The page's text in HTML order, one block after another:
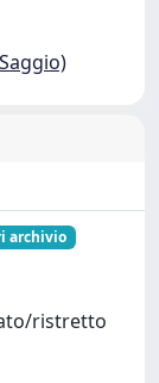
archivio
ristretto